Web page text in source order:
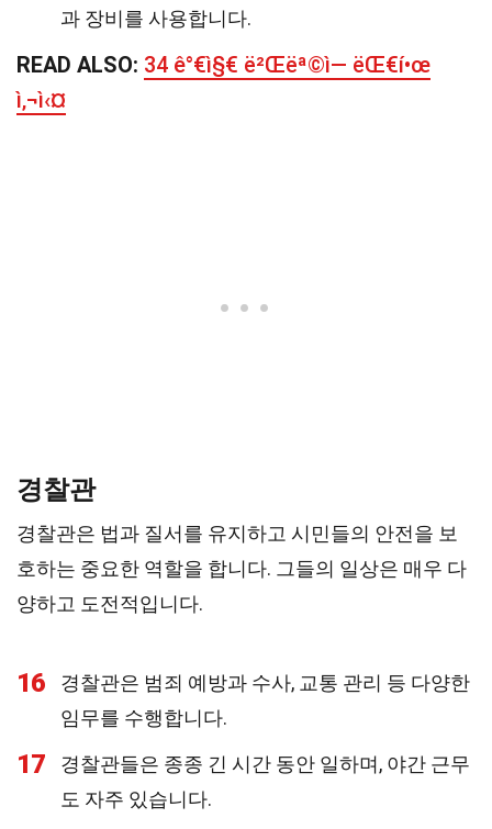
과 장비를 사용합니다.
READ ALSO: 34 ê°€ì§€ ë²Œëª©ì— ëŒ€í•œ
ì‚¬ì‹¤
경찰관
경찰관은 법과 질서를 유지하고 시민들의 안전을 보
호하는 중요한 역할을 합니다. 그들의 일상은 매우 다
양하고 도전적입니다.
16
경찰관은 범죄 예방과 수사, 교통 관리 등 다양한
임무를 수행합니다.
17
경찰관들은 종종 긴 시간 동안 일하며, 야간 근무
도 자주 있습니다.